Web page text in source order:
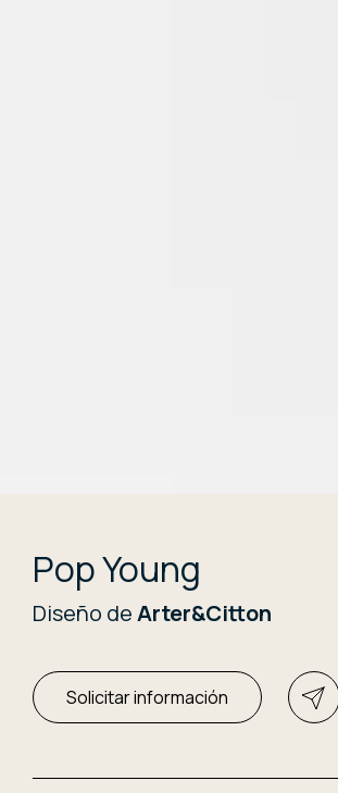
Pop Young
Diseño deArter&Citton
Solicitar información